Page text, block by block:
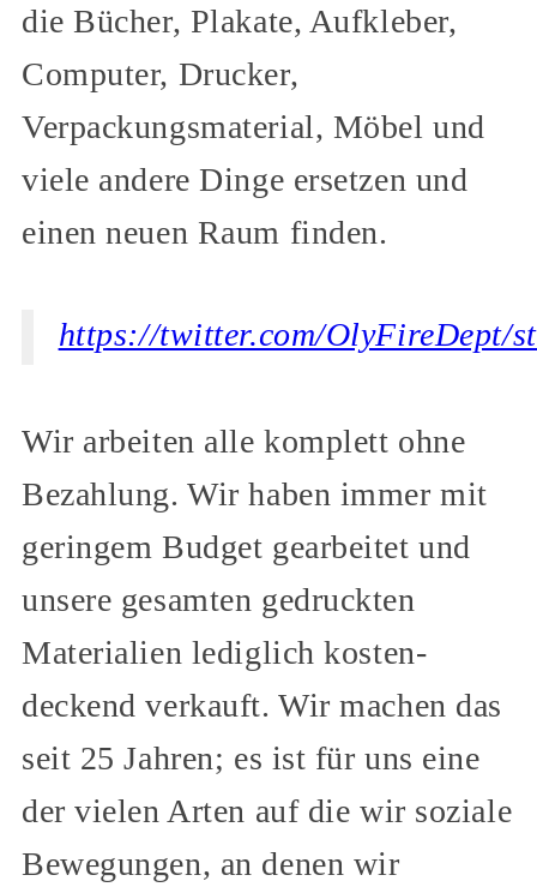
die Bücher, Plakate, Aufkleber,
Computer, Drucker,
Verpackungsmaterial, Möbel und
viele andere Dinge ersetzen und
einen neuen Raum finden.
https://twitter.com/OlyFireDept/
Wir arbeiten alle komplett ohne
Bezahlung. Wir haben immer mit
geringem Budget gearbeitet und
unsere gesamten gedruckten
Materialien lediglich kosten-
deckend verkauft. Wir machen das
seit 25 Jahren; es ist für uns eine
der vielen Arten auf die wir soziale
Bewegungen, an denen wir